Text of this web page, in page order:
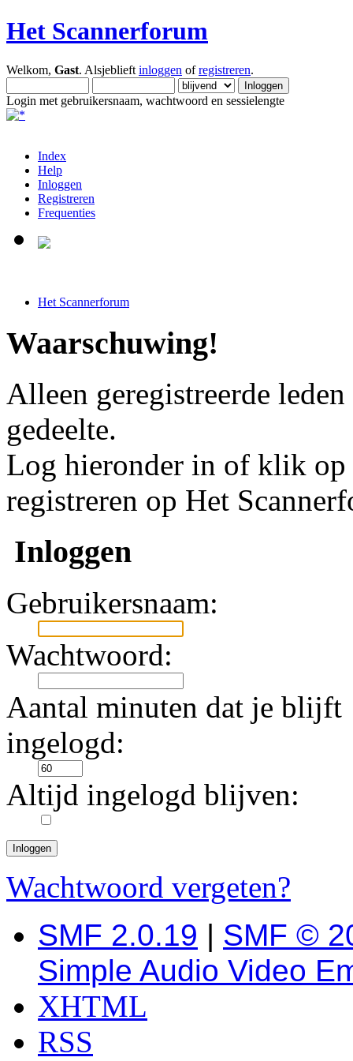
Het Scannerforum
Welkom, Gast. Alsjeblieft inloggen ofregistreren.
Login met gebruikersnaam, wachtwoord en sessielengte
Index
Help
Inloggen
Registreren
Frequenties
Het Scannerforum
Waarschuwing!
Alleen geregistreerde
gedeelte.
Log hieronder in of klik op
registreren op Het
Inloggen
Gebruikersnaam:
Wachtwoord:
Aantal minuten dat je blijft
ingelogd:
Altijd ingelogd blijven:
Wachtwoord vergeten?
SMF 2.0.19 | SMF ©
Simple Audio Video
XHTML
RSS